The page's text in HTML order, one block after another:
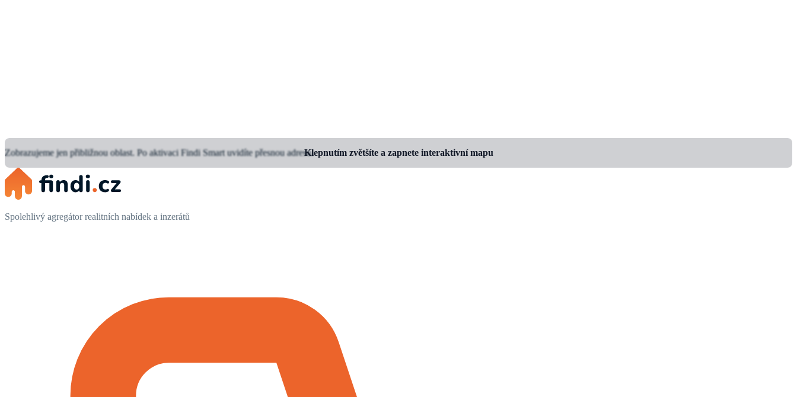
Klepnutím zvětšíte a zapnete interaktivní mapu
Zobrazujeme jen přibližnou oblast. Po aktivaci Findi Smart uvidíte přesnou adresu.
Spolehlivý agregátor realitních nabídek a inzerátů